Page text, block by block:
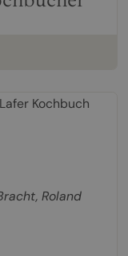
, Roland